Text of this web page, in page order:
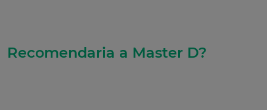
Recomendaria a Master D?